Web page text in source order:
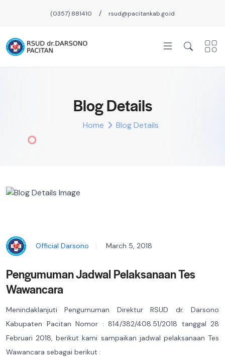
(0357) 881410 / rsud@pacitankab.go.id
Blog Details
Home Blog Details
Official Darsono March 5, 2018
Pengumuman Jadwal Pelaksanaan Tes
Wawancara
Menindaklanjuti Pengumuman Direktur RSUD dr. Darsono
Kabupaten Pacitan Nomor : 814/382/408.51/2018 tanggal 28
Februari 2018, berikut kami sampaikan jadwal pelaksanaan Tes
Wawancara sebagai berikut :